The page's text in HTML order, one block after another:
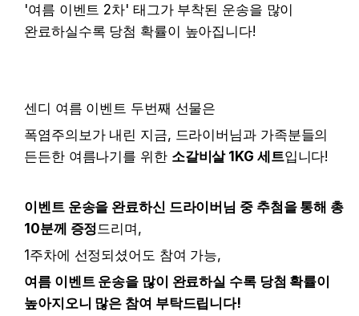
'여름 이벤트 2차' 태그가 부착된 운송을 많이
완료하실수록 당첨 확률이 높아집니다!
센디 여름 이벤트 두번째 선물은
폭염주의보가 내린 지금, 드라이버님과 가족분들의
든든한 여름나기를 위한 소갈비살 1KG 세트입니다!
이벤트 운송을 완료하신 드라이버님 중 추첨을 통해 총
10분께 증정 드리며,
1주차에 선정되셨어도 참여 가능,
여름 이벤트 운송을 많이 완료하실 수록 당첨 확률이
높아지오니 많은 참여 부탁드립니다!